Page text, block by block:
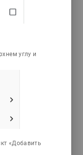
video_library
диагностика
углу и
«Добавить